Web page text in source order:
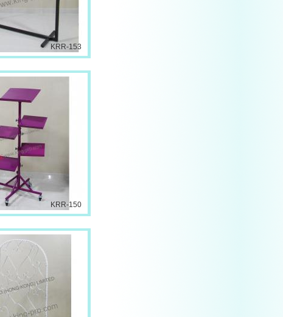
KRR-153
KRR-150